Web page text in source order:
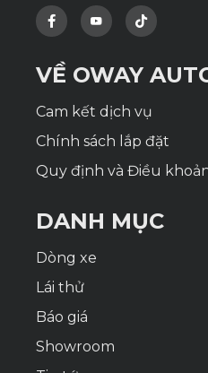
VỀ OWAY
Cam kết dịch vụ
Chính sách lắp đặt
Quy định và Điều
DANH MỤC
Dòng xe
Lái thử
Báo giá
Showroom